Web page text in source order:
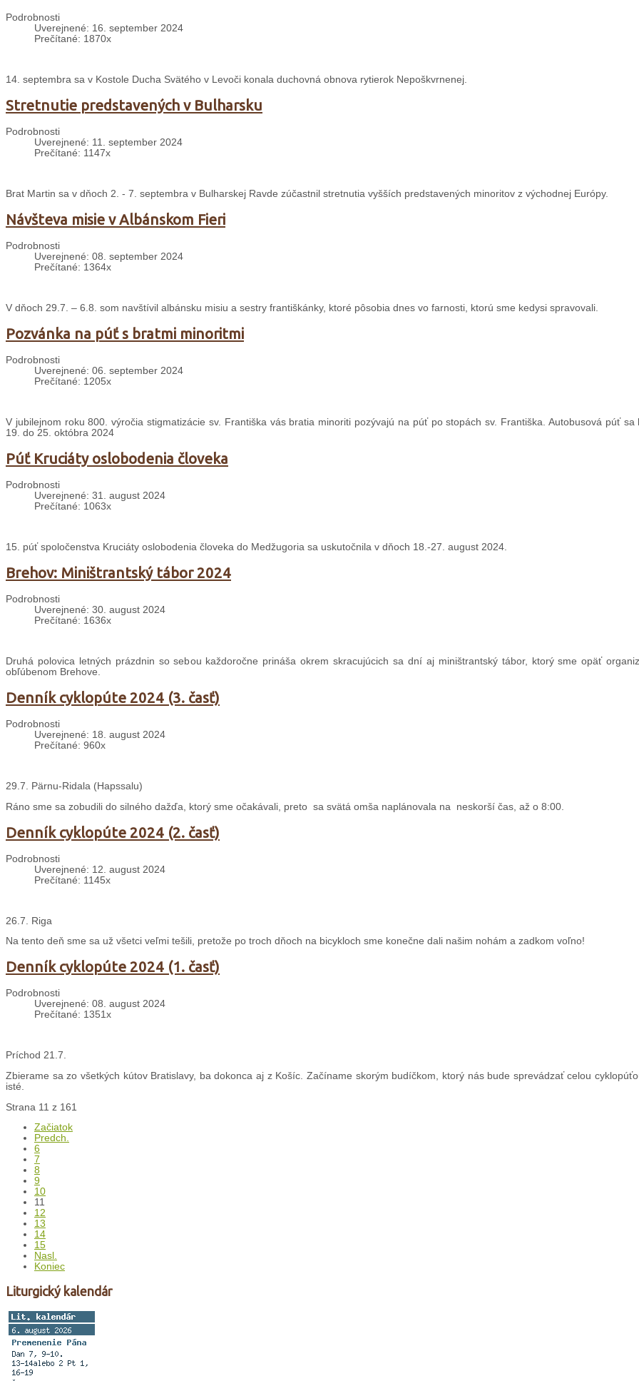
Podrobnosti
Uverejnené: 16. september 2024
Prečítané: 1870x
14. septembra sa v Kostole Ducha Svätého v Levoči konala duchovná obnova rytierok Nepoškvrnenej.
Stretnutie predstavených v Bulharsku
Podrobnosti
Uverejnené: 11. september 2024
Prečítané: 1147x
Brat Martin sa v dňoch 2. - 7. septembra v Bulharskej Ravde zúčastnil stretnutia vyšších predstavených minoritov z východnej Európy.
Návšteva misie v Albánskom Fieri
Podrobnosti
Uverejnené: 08. september 2024
Prečítané: 1364x
V dňoch 29.7. – 6.8. som navštívil albánsku misiu a sestry františkánky, ktoré pôsobia dnes vo farnosti, ktorú sme kedysi spravovali.
Pozvánka na púť s bratmi minoritmi
Podrobnosti
Uverejnené: 06. september 2024
Prečítané: 1205x
V jubilejnom roku 800. výročia stigmatizácie sv. Františka vás bratia minoriti pozývajú na púť po stopách sv. Františka. Autobusová púť
19. do 25. októbra 2024
Púť Kruciáty oslobodenia človeka
Podrobnosti
Uverejnené: 31. august 2024
Prečítané: 1063x
15. púť spoločenstva Kruciáty oslobodenia človeka do Medžugoria sa uskutočnila v dňoch 18.-27. august 2024.
Brehov: Miništrantský tábor 2024
Podrobnosti
Uverejnené: 30. august 2024
Prečítané: 1636x
Druhá polovica letných prázdnin so sebou každoročne prináša okrem skracujúcich sa dní aj miništrantský tábor, ktorý sme opäť
obľúbenom Brehove.
Denník cyklopúte 2024 (3. časť)
Podrobnosti
Uverejnené: 18. august 2024
Prečítané: 960x
29.7. Pärnu-Ridala (Hapssalu)
Ráno sme sa zobudili do silného dažďa, ktorý sme očakávali, preto sa svätá omša naplánovala na neskorší čas, až o 8:00.
Denník cyklopúte 2024 (2. časť)
Podrobnosti
Uverejnené: 12. august 2024
Prečítané: 1145x
26.7. Riga
Na tento deň sme sa už všetci veľmi tešili, pretože po troch dňoch na bicykloch sme konečne dali našim nohám a zadkom voľno!
Denník cyklopúte 2024 (1. časť)
Podrobnosti
Uverejnené: 08. august 2024
Prečítané: 1351x
Príchod 21.7.
Zbierame sa zo všetkých kútov Bratislavy, ba dokonca aj z Košíc. Začíname skorým budíčkom, ktorý nás bude sprevádzať celou
isté.
Strana 11 z 161
Začiatok
Predch.
6
7
8
9
10
11
12
13
14
15
Nasl.
Koniec
Liturgický kalendár